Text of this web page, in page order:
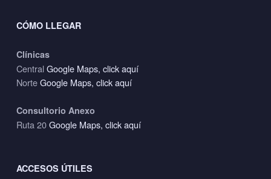
CÓMO LLEGAR
Clínicas
CentralGoogle Maps, click aquí
NorteGoogle Maps, click aquí
Consultorio Anexo
Ruta 20Google Maps, click aquí
ACCESOS ÚTILES